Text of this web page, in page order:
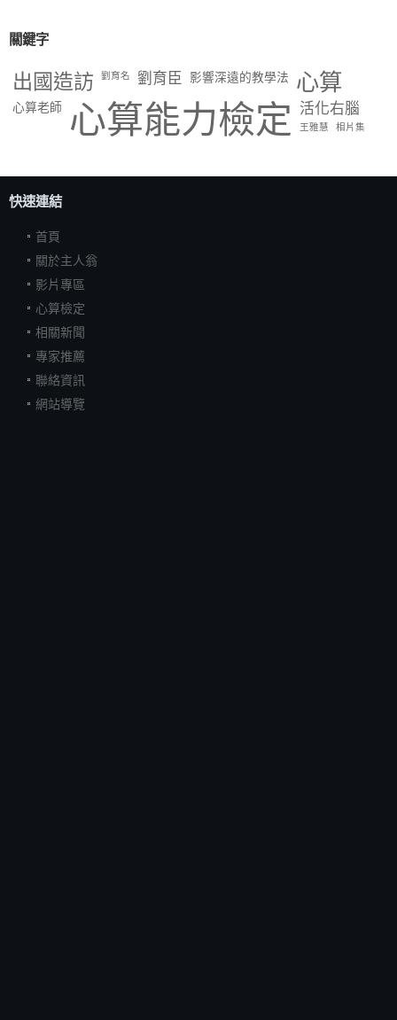
關鍵字
出國造訪 劉育名 劉育臣 影響深遠的教學法 心算
心算老師 心算能力檢定 活化右腦
王雅慧 相片集
快速連結
首頁
關於主人翁
影片專區
心算檢定
相關新聞
專家推薦
聯絡資訊
網站導覽